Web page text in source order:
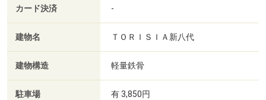
カード決済 -
建物名 ＴＯＲＩＳＩＡ新八代
建物構造 軽量鉄骨
駐車場 有 3,850円